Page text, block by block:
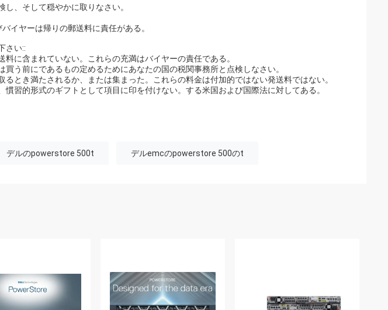
、そして穏やかに取りなさい。
イヤーは帰りの郵送料に責任がある。
さい::
に含まれていない。これらの充満はバイヤーの責任である。
う前にであるもの定めるためにあなたの国の税関事務所と点検しなさい。
とき満たされるか、または集まった。これらの料金は付加的ではない発送料ではない。
習的形式のギフトとして項目に印を付けない。する米国および国際法に対してある。
デルのpowerstore 500t デルemcのpowerstore 500のt